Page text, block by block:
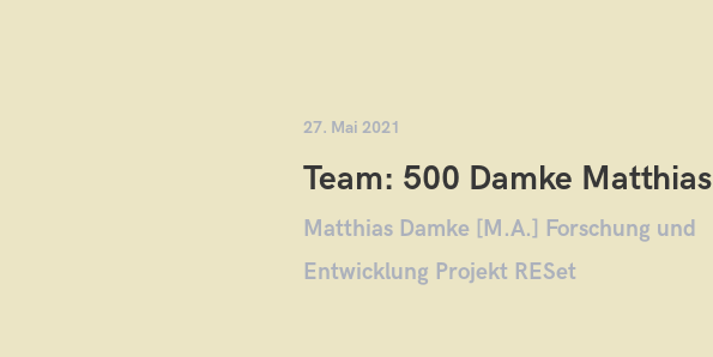
27. Mai 2021
Team: 500 Damke Matthias
Matthias Damke [M.A.] Forschung und
Entwicklung Projekt RESet